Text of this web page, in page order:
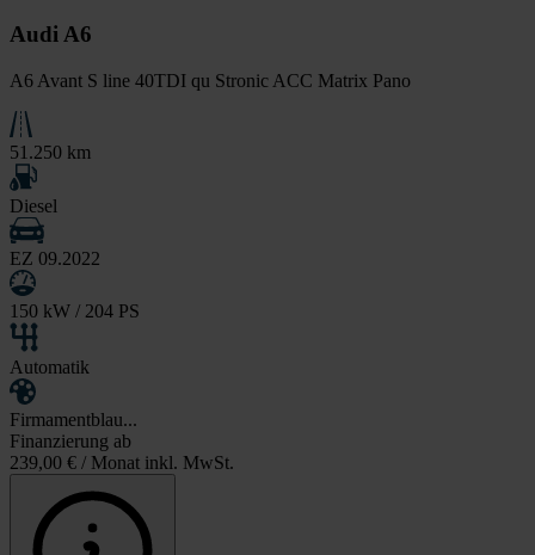
Audi A6
A6 Avant S line 40TDI qu Stronic ACC Matrix Pano
51.250 km
Diesel
EZ 09.2022
150 kW / 204 PS
Automatik
Firmamentblau...
Finanzierung ab
239,00 € / Monat inkl. MwSt.